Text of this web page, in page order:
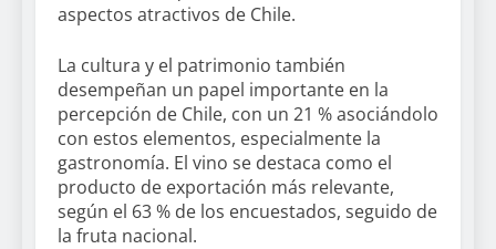
aspectos atractivos de Chile.
La cultura y el patrimonio también
desempeñan un papel importante en la
percepción de Chile, con un 21 % asociándolo
con estos elementos, especialmente la
gastronomía. El vino se destaca como el
producto de exportación más relevante,
según el 63 % de los encuestados, seguido de
la fruta nacional.